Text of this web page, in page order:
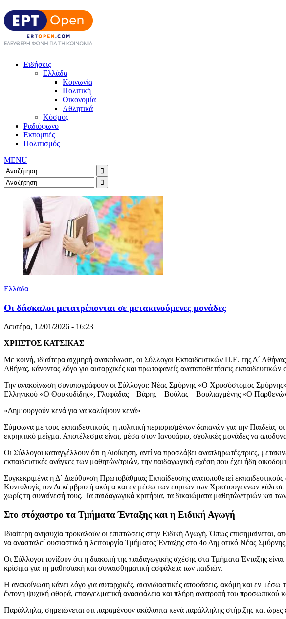
Ειδήσεις
Ελλάδα
Κοινωνία
Πολιτική
Οικονομία
Αθλητικά
Κόσμος
Ραδιόφωνο
Εκπομπές
Πολιτισμός
MENU
Ελλάδα
Οι δάσκαλοι μετατρέπονται σε μετακινούμενες μονάδες
Δευτέρα, 12/01/2026 - 16:23
ΧΡΗΣΤΟΣ ΚΑΤΣΙΚΑΣ
Με κοινή, ιδιαίτερα αιχμηρή ανακοίνωση, οι Σύλλογοι Εκπαιδευτικών Π.Ε. της Δ΄
Αθήνας, κάνοντας λόγο για αυταρχικές και πρωτοφανείς ανατοποθετήσεις
Την ανακοίνωση συνυπογράφουν οι Σύλλογοι: Νέας Σμύρνης «Ο Χρυσόστομος
Ελληνικού «Ο Θουκυδίδης», Γλυφάδας – Βάρης – Βούλας – Βουλιαγμένης «Ο
«Δημιουργούν κενά για να καλύψουν κενά»
Σύμφωνα με τους εκπαιδευτικούς, η πολιτική περιορισμένων δαπανών για την Παιδεία,
εκρηκτικό μείγμα. Αποτέλεσμα είναι, μέσα στον Ιανουάριο, σχολικές μονάδες να
Οι Σύλλογοι καταγγέλλουν ότι η Διοίκηση, αντί να προσλάβει αναπληρωτές/τριες,
εκπαιδευτικές ανάγκες των μαθητών/τριών, την παιδαγωγική σχέση που έχει ήδη
Συγκεκριμένα η Δ΄ Διεύθυνση Πρωτοβάθμιας Εκπαίδευσης ανατοποθετεί
Κοντολογίς τον Δεκέμβριο ή ακόμα και εν μέσω των εορτών των Χριστουγέννων
χωρίς τη συναίνεσή τους. Τα παιδαγωγικά κριτήρια, τα δικαιώματα μαθητών/τριών και
Στο στόχαστρο τα Τμήματα Ένταξης και η Ειδική Αγωγή
Ιδιαίτερη ανησυχία προκαλούν οι επιπτώσεις στην Ειδική Αγωγή. Όπως
να ανασταλεί ουσιαστικά η λειτουργία Τμήματος Ένταξης στο 4ο Δημοτικό Νέας
Οι Σύλλογοι τονίζουν ότι η διακοπή της παιδαγωγικής σχέσης στα Τμήματα Ένταξης
κρίσιμα για τη μαθησιακή και συναισθηματική ασφάλεια των παιδιών.
Η ανακοίνωση κάνει λόγο για αυταρχικές, αιφνιδιαστικές αποφάσεις, ακόμη και εν
έντονη ψυχική φθορά, επαγγελματική ανασφάλεια και πλήρη ανατροπή του προσωπικού
Παράλληλα, σημειώνεται ότι παραμένουν ακάλυπτα κενά παράλληλης στήριξης και ώρες